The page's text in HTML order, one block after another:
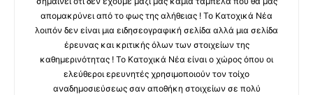
απομακρύνει από το φως της αλήθειας ! Το Κατοχικά Νέα
λοιπόν δεν είναι μια ειδησεογραφική σελίδα αλλά μια σελίδα
έρευνας και κριτικής όλων των στοιχείων της
καθημερινότητας ! Το Κατοχικά Νέα είναι ο χώρος όπου οι
ελεύθεροι ερευνητές χρησιμοποιούν τον τοίχο
αναδημοσιεύσεως σαν αποθήκη στοιχείων σε πολύ